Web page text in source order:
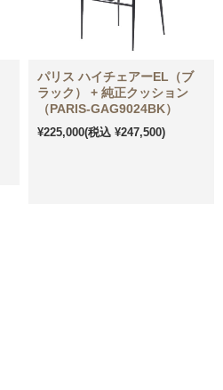
パリス ハイチェアーEL（ブ
ラック） + 純正クッション
（PARIS-GAG9024BK）
¥225,000(税込 ¥247,500)